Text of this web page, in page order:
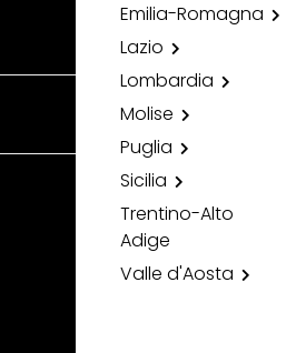
Emilia-Romagna
Lazio
Lombardia
Molise
Puglia
Sicilia
Trentino-Alto
Adige
Valle d'Aosta